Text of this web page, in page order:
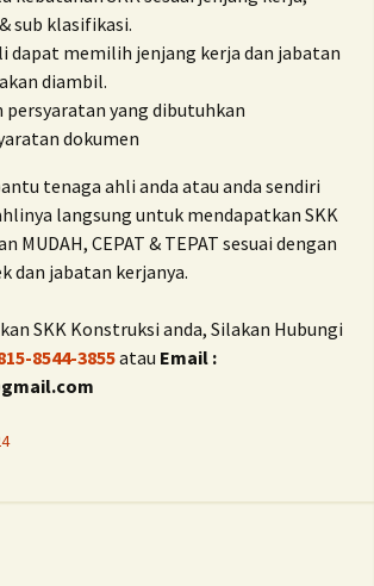
sub klasifikasi.
dapat memilih jenjang kerja dan jabatan
diambil.
persyaratan yang dibutuhkan
dokumen
tenaga ahli anda atau anda sendiri
langsung untuk mendapatkan SKK
MUDAH, CEPAT & TEPAT sesuai dengan
dan jabatan kerjanya.
SKK Konstruksi anda, Silakan Hubungi
8544-3855atau Email :